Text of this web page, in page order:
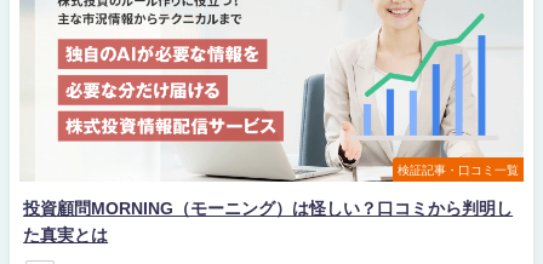
検証記事・口コミ一覧
投資顧問MORNING（モーニング）は怪しい？口コミから判明し
た真実とは